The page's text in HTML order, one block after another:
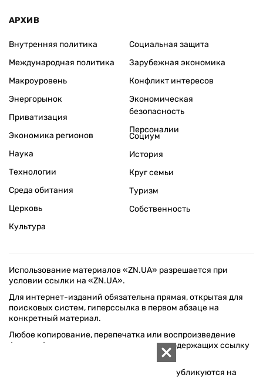
АРХИВ
Внутренняя политика
Международная политика
Макроуровень
Энергорынок
Приватизация
Экономика регионов
Социальная защита
Зарубежная экономика
Конфликт интересов
Экономическая
безопасность
Персоналии
Наука
Технологии
Среда обитания
Церковь
Культура
Социум
История
Круг семьи
Туризм
Собственность
Использование материалов «ZN.UA» разрешается при
условии ссылки на «ZN.UA».
Для интернет-изданий обязательна прямая, открытая для
поисковых систем, гиперссылка в первом абзаце на
конкретный материал.
Любое копирование, перепечатка или воспроизведение
фотографических и видео материалов, содержащих ссылку
Материалы в блоке "Новости компаний" публикуются на